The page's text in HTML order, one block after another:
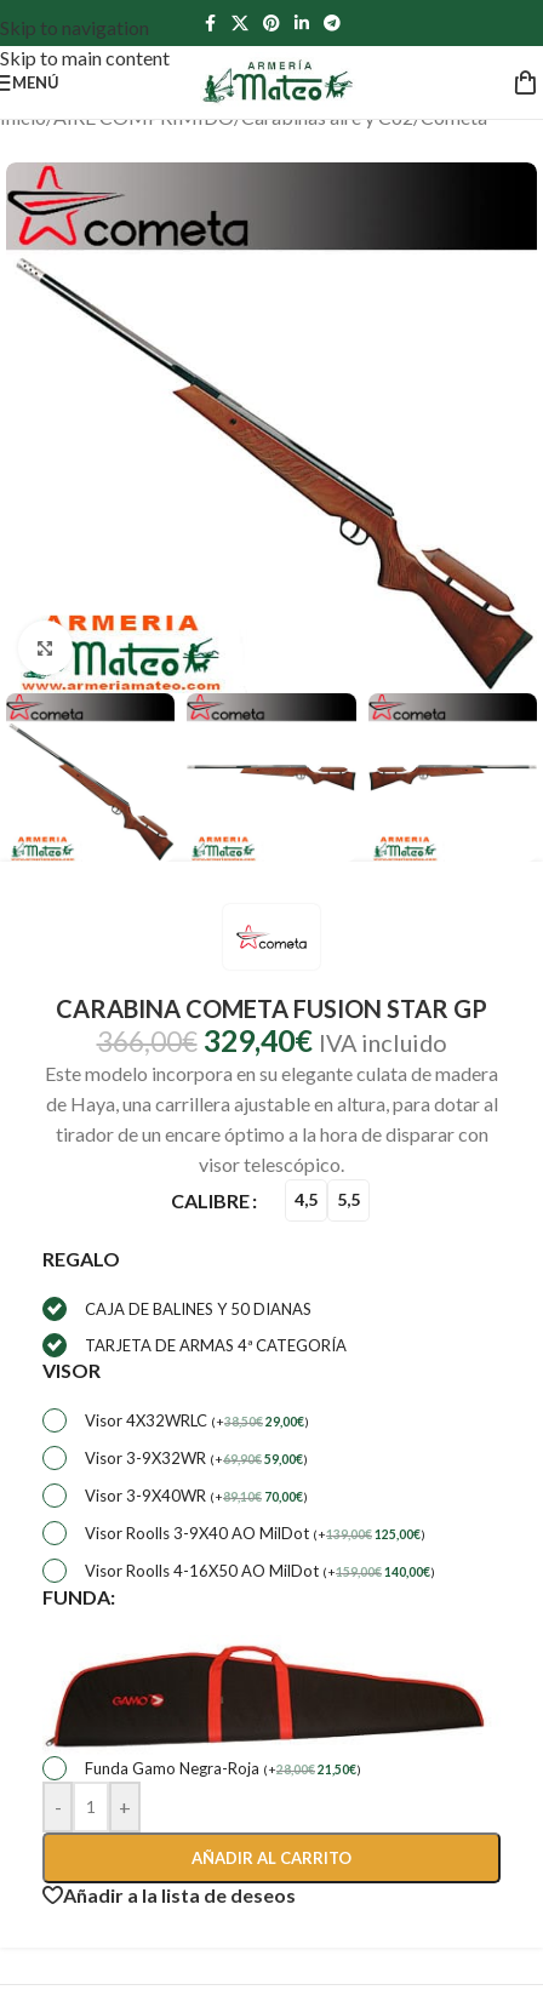
Skip to navigation
Skip to main content
MENÚ
Inicio/AIRE COMPRIMIDO/ Carabinas aire y Co2 / Cometa
Clic para ampliar
CARABINA COMETA FUSION STAR GP
366,00€ 329,40€ IVA incluido
Este modelo incorpora en su elegante culata de madera
de Haya, una carrillera ajustable en altura, para dotar al
tirador de un encare óptimo a la hora de disparar con
visor telescópico.
CALIBRE
4,5 5,5
REGALO
CAJA DE BALINES Y 50 DIANAS
TARJETA DE ARMAS 4ª CATEGORÍA
VISOR
Visor 4X32WRLC (+38,50€29,00€)
Visor 3-9X32WR (+69,90€59,00€)
Visor 3-9X40WR (+89,10€ 70,00€)
Visor Roolls 3-9X40 AO MilDot (+139,00€125,00€)
Visor Roolls 4-16X50 AO MilDot (+159,00€140,00€)
FUNDA:
Funda Gamo Negra-Roja (+28,00€21,50€)
- +
AÑADIR AL CARRITO
Añadir a la lista de deseos